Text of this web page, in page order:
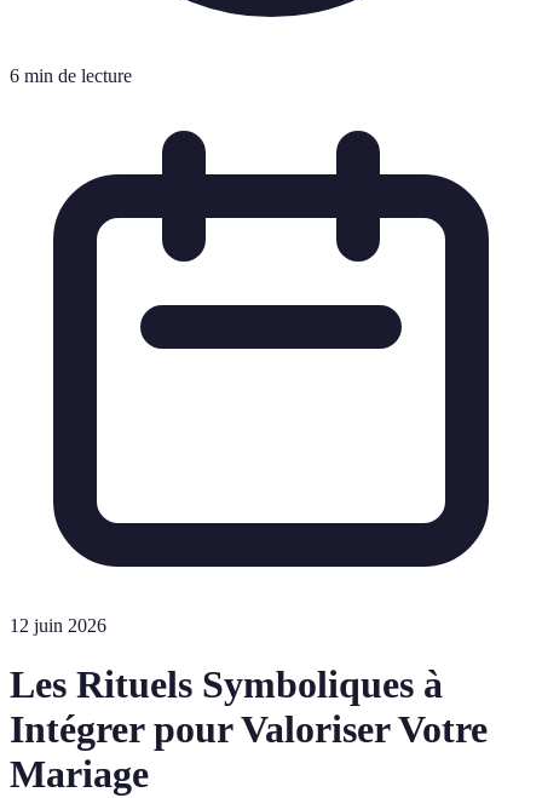
6 min de lecture
12 juin 2026
Les Rituels Symboliques à
Intégrer pour Valoriser Votre
Mariage